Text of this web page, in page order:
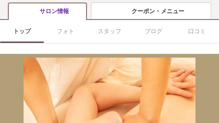
サロン情報 クーポン・メニュー
トップ フォト スタッフ ブログ 口コミ